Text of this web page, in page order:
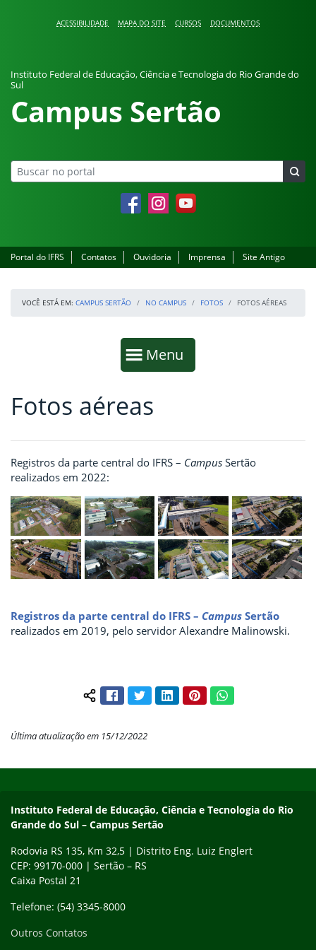
ACESSIBILIDADE MAPA DO SITE CURSOS DOCUMENTOS
Instituto Federal de Educação, Ciência e Tecnologia do Rio Grande do
Sul
Campus Sertão
FacebookInstagramYouTube
Portal do IFRS Contatos Ouvidoria Imprensa Site Antigo
VOCÊ ESTÁ EM: CAMPUS SERTÃO NO CAMPUS FOTOS FOTOS AÉREAS
Mostrar
Menu
Fim da navegação
Início do conteúdo
Fotos aéreas
Registros da parte central do IFRS – Campus Sertão
realizados em 2022:
Registros da parte central do IFRS – Campus Sertão
realizados em 2019, pelo servidor Alexandre Malinowski.
Compartilhar conteúdo:
FacebookTwitterLinkedInPinterestWhatsApp
Última atualização em 15/12/2022
Instituto Federal de Educação, Ciência e Tecnologia do Rio
Grande do Sul – Campus Sertão
Rodovia RS 135, Km 32,5 | Distrito Eng. Luiz Englert
CEP: 99170-000 | Sertão – RS
Caixa Postal 21
Telefone: (54) 3345-8000
Outros Contatos